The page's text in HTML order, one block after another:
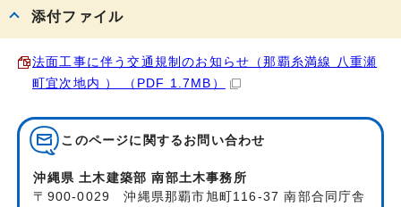
添付ファイル
法面工事に伴う交通規制のお知らせ（那覇糸満線 八重瀬
町宜次地内 ） （PDF 1.7MB）
このページに関する お問い合わせ
沖縄県 土木建築部 南部土木事務所
〒900-0029 沖縄県那覇市旭町116-37 南部合同庁舎